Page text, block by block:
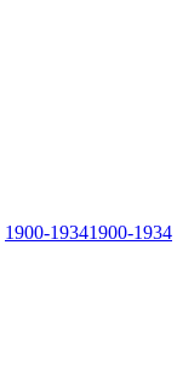
1900-19341900-1934